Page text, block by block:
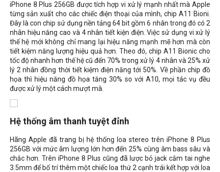
iPhone 8 Plus 256GB được tích hợp vi xử lý mạnh nhất mà Apple
từng sản xuất cho các chiếc điện thoại của mình, chip A11 Bioni.
Đây là con chip sử dụng nền tảng 64 bit gồm 6 nhân trong đó có 2
nhân hiệu năng cao và 4 nhân tiết kiện điện. Việc sử dụng vi xử lý
thế hệ mới không chỉ mang lại hiệu năng mạnh mẽ hơn mà còn
tiết kiệm năng lượng hiệu quả hơn. Theo đó, chip A11 Bionic cho
tốc độ nhanh hơn thế hệ cũ đến 70% trong xử lý 4 nhân và 25% xử
lý 2 nhân đồng thời tiết kiệm điện năng tới 50%. Về phần chip đồ
họa thì hiệu năng đồ họa tăng 30% so với A10, mọi tác vụ đều
được xử lý một cách mượt mà.
Hệ thống âm thanh tuyệt đỉnh
Hãng Apple đã trang bị hệ thống loa stereo trên iPhone 8 Plus
256GB với mức âm lượng lớn hơn đến 25% cùng âm bass sâu và
chắc hơn. Trên iPhone 8 Plus cũng đã lược bỏ jack cắm tai nghe
3.5mm để bố trí thêm một chiếc loa thứ 2 cạnh trái kết hợp với loa